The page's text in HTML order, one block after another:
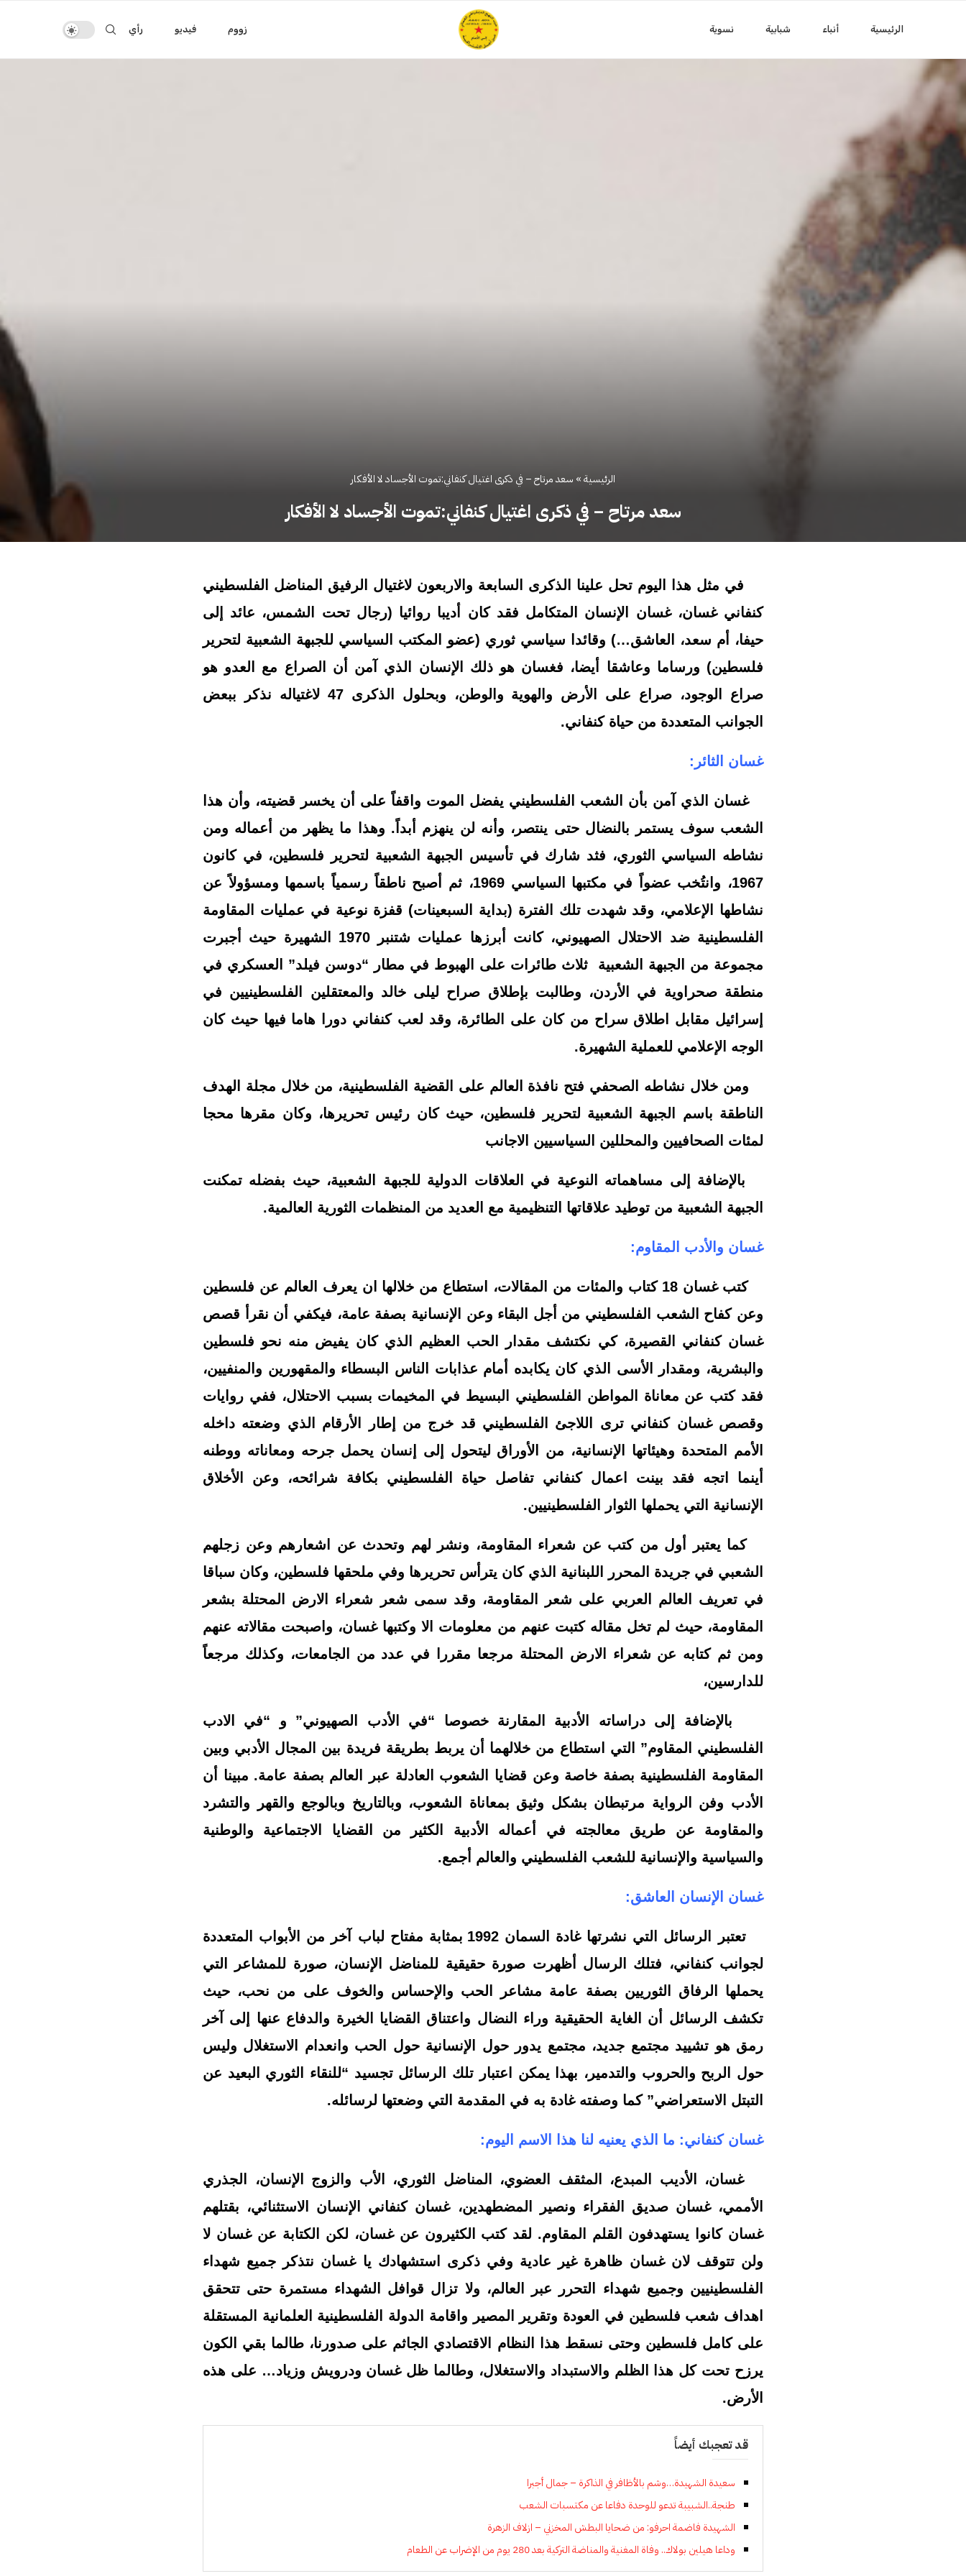
الرئيسية أنباء شبابية نسوية زووم فيديو رأي
الرئيسية» سعد مرتاح – في ذكرى اغتيال كنفاني:تموت الأجساد لا الأفكار
سعد مرتاح – في ذكرى اغتيال كنفاني:تموت الأجساد لا الأفكار
في مثل هذا اليوم تحل علينا الذكرى السابعة والاربعون لاغتيال الرفيق المناضل الفلسطيني
كنفاني غسان، غسان الإنسان المتكامل فقد كان أديبا روائيا (رجال تحت الشمس، عائد إلى
حيفا، أم سعد، العاشق…) وقائدا سياسي ثوري (عضو المكتب السياسي للجبهة الشعبية لتحرير
فلسطين) ورساما وعاشقا أيضا، فغسان هو ذلك الإنسان الذي آمن أن الصراع مع العدو هو
صراع الوجود، صراع على الأرض والهوية والوطن، وبحلول الذكرى 47 لاغتياله نذكر ببعض
الجوانب المتعددة من حياة كنفاني.
غسان الثائر:
غسان الذي آمن بأن الشعب الفلسطيني يفضل الموت واقفاً على أن يخسر قضيته، وأن هذا
الشعب سوف يستمر بالنضال حتى ينتصر، وأنه لن ينهزم أبداً. وهذا ما يظهر من أعماله ومن
نشاطه السياسي الثوري، فثد شارك في تأسيس الجبهة الشعبية لتحرير فلسطين، في كانون
1967، وانتُخب عضواً في مكتبها السياسي 1969، ثم أصبح ناطقاً رسمياً باسمها ومسؤولاً عن
نشاطها الإعلامي، وقد شهدت تلك الفترة (بداية السبعينات) قفزة نوعية في عمليات المقاومة
الفلسطينية ضد الاحتلال الصهيوني، كانت أبرزها عمليات شتنبر 1970 الشهيرة حيث أجبرت
مجموعة من الجبهة الشعبية ثلاث طائرات على الهبوط في مطار “دوسن فيلد” العسكري في
منطقة صحراوية في الأردن، وطالبت بإطلاق صراح ليلى خالد والمعتقلين الفلسطينيين في
إسرائيل مقابل اطلاق سراح من كان على الطائرة، وقد لعب كنفاني دورا هاما فيها حيث كان
الوجه الإعلامي للعملية الشهيرة.
ومن خلال نشاطه الصحفي فتح نافذة العالم على القضية الفلسطينية، من خلال مجلة الهدف
الناطقة باسم الجبهة الشعبية لتحرير فلسطين، حيث كان رئيس تحريرها، وكان مقرها محجا
لمئات الصحافيين والمحللين السياسيين الاجانب
بالإضافة إلى مساهماته النوعية في العلاقات الدولية للجبهة الشعبية، حيث بفضله تمكنت
الجبهة الشعبية من توطيد علاقاتها التنظيمية مع العديد من المنظمات الثورية العالمية.
غسان والأدب المقاوم:
كتب غسان 18 كتاب والمئات من المقالات، استطاع من خلالها ان يعرف العالم عن فلسطين
وعن كفاح الشعب الفلسطيني من أجل البقاء وعن الإنسانية بصفة عامة، فيكفي أن نقرأ قصص
غسان كنفاني القصيرة، كي نكتشف مقدار الحب العظيم الذي كان يفيض منه نحو فلسطين
والبشرية، ومقدار الأسى الذي كان يكابده أمام عذابات الناس البسطاء والمقهورين والمنفيين،
فقد كتب عن معاناة المواطن الفلسطيني البسيط في المخيمات بسبب الاحتلال، ففي روايات
وقصص غسان كنفاني ترى اللاجئ الفلسطيني قد خرج من إطار الأرقام الذي وضعته داخله
الأمم المتحدة وهيئاتها الإنسانية، من الأوراق ليتحول إلى إنسان يحمل جرحه ومعاناته ووطنه
أينما اتجه فقد بينت اعمال كنفاني تفاصل حياة الفلسطيني بكافة شرائحه، وعن الأخلاق
الإنسانية التي يحملها الثوار الفلسطينيين.
كما يعتبر أول من كتب عن شعراء المقاومة، ونشر لهم وتحدث عن اشعارهم وعن زجلهم
الشعبي في جريدة المحرر اللبنانية الذي كان يترأس تحريرها وفي ملحقها فلسطين، وكان سباقا
في تعريف العالم العربي على شعر المقاومة، وقد سمى شعر شعراء الارض المحتلة بشعر
المقاومة، حيث لم تخل مقاله كتبت عنهم من معلومات الا وكتبها غسان، واصبحت مقالاته عنهم
ومن ثم كتابه عن شعراء الارض المحتلة مرجعا مقررا في عدد من الجامعات، وكذلك مرجعاً
للدارسين،
بالإضافة إلى دراساته الأدبية المقارنة خصوصا “في الأدب الصهيوني” و “في الادب
الفلسطيني المقاوم” التي استطاع من خلالهما أن يربط بطريقة فريدة بين المجال الأدبي وبين
المقاومة الفلسطينية بصفة خاصة وعن قضايا الشعوب العادلة عبر العالم بصفة عامة. مبينا أن
الأدب وفن الرواية مرتبطان بشكل وثيق بمعاناة الشعوب، وبالتاريخ وبالوجع والقهر والتشرد
والمقاومة عن طريق معالجته في أعماله الأدبية الكثير من القضايا الاجتماعية والوطنية
والسياسية والإنسانية للشعب الفلسطيني والعالم أجمع.
غسان الإنسان العاشق:
تعتبر الرسائل التي نشرتها غادة السمان 1992 بمثابة مفتاح لباب آخر من الأبواب المتعددة
لجوانب كنفاني، فتلك الرسال أظهرت صورة حقيقية للمناضل الإنسان، صورة للمشاعر التي
يحملها الرفاق الثوريين بصفة عامة مشاعر الحب والإحساس والخوف على من نحب، حيث
تكشف الرسائل أن الغاية الحقيقية وراء النضال واعتناق القضايا الخيرة والدفاع عنها إلى آخر
رمق هو تشييد مجتمع جديد، مجتمع يدور حول الإنسانية حول الحب وانعدام الاستغلال وليس
حول الربح والحروب والتدمير، بهذا يمكن اعتبار تلك الرسائل تجسيد “للنقاء الثوري البعيد عن
التبتل الاستعراضي” كما وصفته غادة به في المقدمة التي وضعتها لرسائله.
غسان كنفاني: ما الذي يعنيه لنا هذا الاسم اليوم:
غسان، الأديب المبدع، المثقف العضوي، المناضل الثوري، الأب والزوج الإنسان، الجذري
الأممي، غسان صديق الفقراء ونصير المضطهدين، غسان كنفاني الإنسان الاستثنائي، بقتلهم
غسان كانوا يستهدفون القلم المقاوم. لقد كتب الكثيرون عن غسان، لكن الكتابة عن غسان لا
ولن تتوقف لان غسان ظاهرة غير عادية وفي ذكرى استشهادك يا غسان نتذكر جميع شهداء
الفلسطينيين وجميع شهداء التحرر عبر العالم، ولا تزال قوافل الشهداء مستمرة حتى تتحقق
اهداف شعب فلسطين في العودة وتقرير المصير واقامة الدولة الفلسطينية العلمانية المستقلة
على كامل فلسطين وحتى نسقط هذا النظام الاقتصادي الجاثم على صدورنا، طالما بقي الكون
يرزح تحت كل هذا الظلم والاستبداد والاستغلال، وطالما ظل غسان ودرويش وزياد… على هذه
الأرض.
قد تعجبك أيضاً
سعيدة الشهيدة…وشم بالأظافر في الذاكرة – جمال أجبرا
طنجة..الشبيبة تدعو للوحدة دفاعا عن مكتسبات الشعب
الشهيدة فاضمة احرفو: من ضحايا البطش المخزني – ازلاف الزهرة
وداعا هيلين بولاك.. وفاة المغنية والمناضة التركية بعد 280 يوم من الإضراب عن الطعام